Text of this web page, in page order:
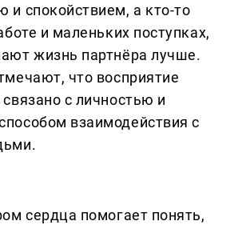
и спокойствием, а кто-то
и маленьких поступках,
жизнь партнёра лучше.
что восприятие
с личностью и
взаимодействия с
сердца помогает понять,